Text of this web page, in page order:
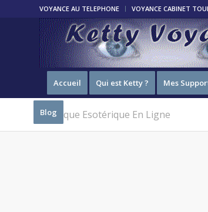
VOYANCE AU TELEPHONE VOYANCE CABINET
Accueil Qui est Ketty ? Mes
Blog
Boutique Esotérique En Ligne